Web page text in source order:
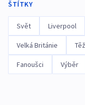
ŠTÍTKY
Svět Liverpool
Velká Británie
Fanoušci Výběr